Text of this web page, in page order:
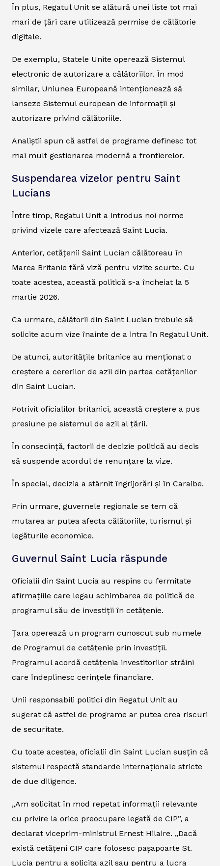
În plus, Regatul Unit se alătură unei liste tot mai
mari de țări care utilizează permise de călătorie
digitale.
De exemplu, Statele Unite operează Sistemul
electronic de autorizare a călătoriilor. În mod
similar, Uniunea Europeană intenționează să
lanseze Sistemul european de informații și
autorizare privind călătoriile.
Analiștii spun că astfel de programe definesc tot
mai mult gestionarea modernă a frontierelor.
Suspendarea vizelor pentru Saint
Lucians
Între timp, Regatul Unit a introdus noi norme
privind vizele care afectează Saint Lucia.
Anterior, cetățenii Saint Lucian călătoreau în
Marea Britanie fără viză pentru vizite scurte. Cu
toate acestea, această politică s-a încheiat la 5
martie 2026.
Ca urmare, călătorii din Saint Lucian trebuie să
solicite acum vize înainte de a intra în Regatul Unit.
De atunci, autoritățile britanice au menționat o
creștere a cererilor de azil din partea cetățenilor
din Saint Lucian.
Potrivit oficialilor britanici, această creștere a pus
presiune pe sistemul de azil al țării.
În consecință, factorii de decizie politică au decis
să suspende acordul de renunțare la vize.
În special, decizia a stârnit îngrijorări și în Caraibe.
Prin urmare, guvernele regionale se tem că
mutarea ar putea afecta călătoriile, turismul și
legăturile economice.
Guvernul Saint Lucia răspunde
Oficialii din Saint Lucia au respins cu fermitate
afirmațiile care legau schimbarea de politică de
programul său de investiții în cetățenie.
Țara operează un program cunoscut sub numele
de Programul de cetățenie prin investiții.
Programul acordă cetățenia investitorilor străini
care îndeplinesc cerințele financiare.
Unii responsabili politici din Regatul Unit au
sugerat că astfel de programe ar putea crea riscuri
de securitate.
Cu toate acestea, oficialii din Saint Lucian susțin că
sistemul respectă standarde internaționale stricte
de due diligence.
„Am solicitat în mod repetat informații relevante
cu privire la orice preocupare legată de CIP”, a
declarat viceprim-ministrul Ernest Hilaire. „Dacă
există cetățeni CIP care folosesc pașapoarte St.
Lucia pentru a solicita azil sau pentru a lucra